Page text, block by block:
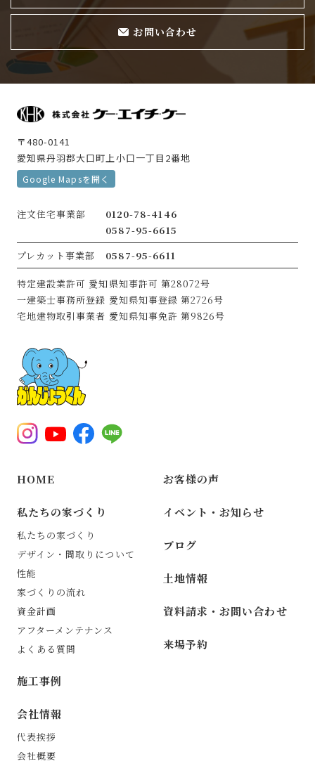
お問い合わせ
〒480-0141
愛知県丹羽郡大口町上小口一丁目2番地
Google Mapsを開く
注文住宅事業部
0120-78-4146
0587-95-6615
プレカット事業部
0587-95-6611
特定建設業許可 愛知県知事許可 第28072号
一建築士事務所登録 愛知県知事登録 第2726号
宅地建物取引事業者 愛知県知事免許 第9826号
HOME
私たちの家づくり
私たちの家づくり
デザイン・間取りについて
性能
家づくりの流れ
資金計画
アフターメンテナンス
よくある質問
施工事例
お客様の声
イベント・お知らせ
ブログ
土地情報
資料請求・お問い合わせ
来場予約
会社情報
代表挨拶
会社概要